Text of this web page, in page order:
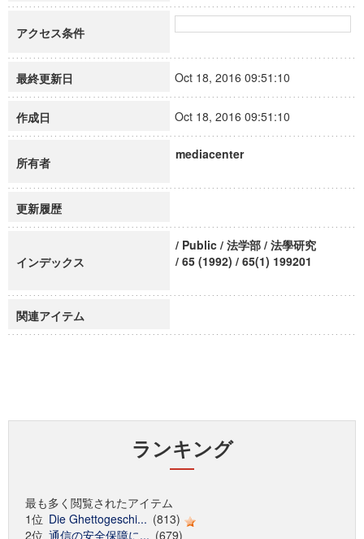
アクセス条件
最終更新日 Oct 18, 2016 09:51:10
作成日 Oct 18, 2016 09:51:10
所有者
mediacenter
更新履歴
インデックス
/ Public / 法学部 / 法學研究
/ 65 (1992) / 65(1) 199201
関連アイテム
ランキング
最も多く閲覧されたアイテム
1位 Die Ghettogeschi... (813)
2位 通信の安全保障に... (679)